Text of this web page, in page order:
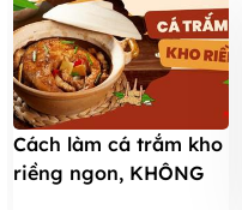
Cách làm cá trắm kho
riềng ngon, KHÔNG